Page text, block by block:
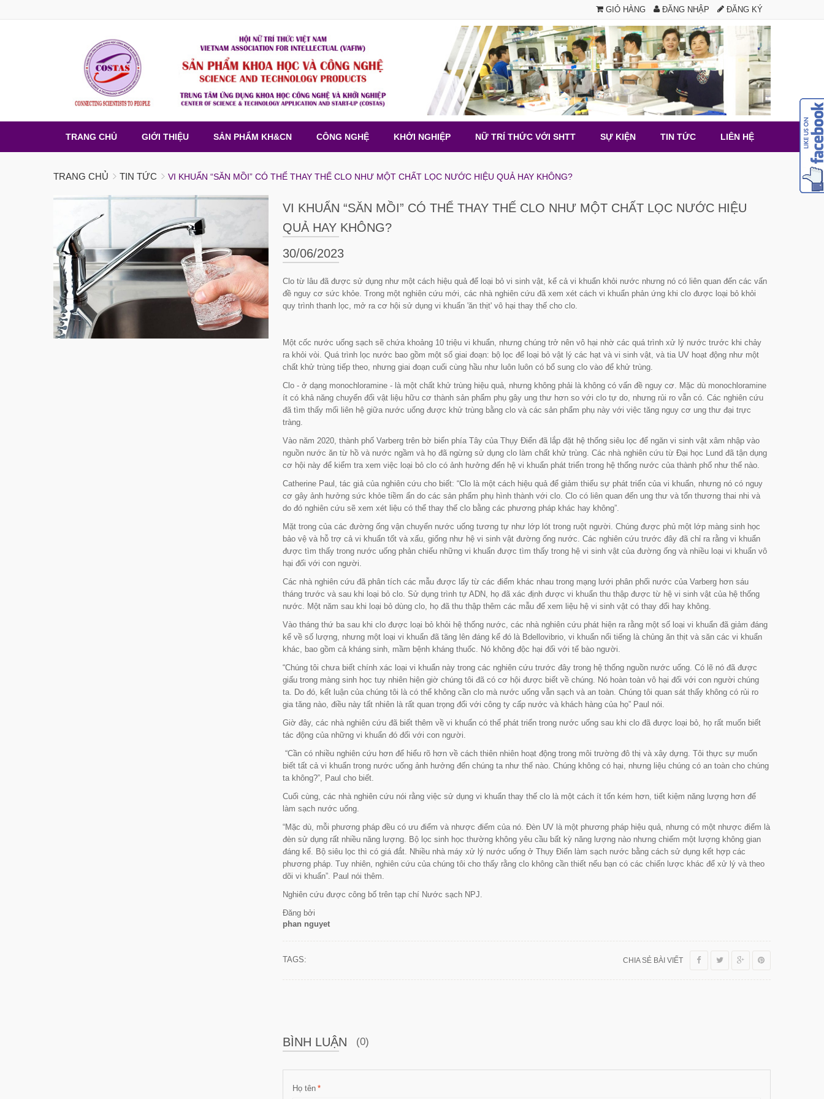
GIỎ HÀNG ĐĂNG NHẬP ĐĂNG KÝ
TRANG CHỦ GIỚI THIỆU SẢN PHẨM KH&CN CÔNG NGHỆ KHỞI NGHIỆP NỮ TRÍ THỨC VỚI SHTT SỰ KIỆN TIN TỨC LIÊN HỆ
TRANG CHỦ TIN TỨC VI KHUẨN “SĂN MỒI” CÓ THỂ THAY THẾ CLO NHƯ MỘT CHẤT LỌC NƯỚC HIỆU QUẢ HAY KHÔNG?
VI KHUẨN “SĂN MỒI” CÓ THỂ THAY THẾ CLO NHƯ MỘT CHẤT LỌC NƯỚC HIỆU
QUẢ HAY KHÔNG?
30/06/2023
Clo từ lâu đã được sử dụng như một cách hiệu quả để loại bỏ vi sinh vật, kể cả vi khuẩn khỏi nước nhưng nó có liên quan đến các vấn
đề nguy cơ sức khỏe. Trong một nghiên cứu mới, các nhà nghiên cứu đã xem xét cách vi khuẩn phản ứng khi clo được loại bỏ khỏi
quy trình thanh lọc, mở ra cơ hội sử dụng vi khuẩn'ăn thịt' vô hại thay thế cho clo.
Một cốc nước uống sạch sẽ chứa khoảng 10 triệu vi khuẩn, nhưng chúng trở nên vô hại nhờ các quá trình xử lý nước trước khi chảy
ra khỏi vòi. Quá trình lọc nước bao gồm một số giai đoạn: bộ lọc để loại bỏ vật lý các hạt và vi sinh vật, và tia UV hoạt động như một
chất khử trùng tiếp theo, nhưng giai đoạn cuối cùng hầu như luôn luôn có bổ sung clo vào để khử trùng.
Clo - ở dạng monochloramine - là một chất khử trùng hiệu quả, nhưng không phải là không có vấn đề nguy cơ. Mặc dù monochloramine
ít có khả năng chuyển đổi vật liệu hữu cơ thành sản phẩm phụ gây ung thư hơn so với clo tự do, nhưng rủi ro vẫn có. Các nghiên cứu
đã tìm thấy mối liên hệ giữa nước uống được khử trùng bằng clo và các sản phẩm phụ này với việc tăng nguy cơ ung thư đại trực
tràng.
Vào năm 2020, thành phố Varberg trên bờ biển phía Tây của Thụy Điển đã lắp đặt hệ thống siêu lọc để ngăn vi sinh vật xâm nhập vào
nguồn nước ăn từ hồ và nước ngầm và họ đã ngừng sử dụng clo làm chất khử trùng. Các nhà nghiên cứu từ Đại học Lund đã tận dụng
cơ hội này để kiểm tra xem việc loại bỏ clo có ảnh hưởng đến hệ vi khuẩn phát triển trong hệ thống nước của thành phố như thế nào.
Catherine Paul, tác giả của nghiên cứu cho biết:“Clo là một cách hiệu quả để giảm thiểu sự phát triển của vi khuẩn, nhưng nó có nguy
cơ gây ảnh hưởng sức khỏe tiềm ẩn do các sản phẩm phụ hình thành với clo. Clo có liên quan đến ung thư và tổn thương thai nhi và
do đó nghiên cứu sẽ xem xét liệu có thể thay thế clo bằng các phương pháp khác hay không”.
Mặt trong của các đường ống vận chuyển nước uống tương tự như lớp lót trong ruột người. Chúng được phủ một lớp màng sinh học
bảo vệ và hỗ trợ cả vi khuẩn tốt và xấu, giống như hệ vi sinh vật đường ống nước. Các nghiên cứu trước đây đã chỉ ra rằng vi khuẩn
được tìm thấy trong nước uống phản chiếu những vi khuẩn được tìm thấy trong hệ vi sinh vật của đường ống và nhiều loại vi khuẩn vô
hại đối với con người.
Các nhà nghiên cứu đã phân tích các mẫu được lấy từ các điểm khác nhau trong mạng lưới phân phối nước của Varberg hơn sáu
tháng trước và sau khi loại bỏ clo. Sử dụng trình tự ADN, họ đã xác định được vi khuẩn thu thập được từ hệ vi sinh vật của hệ thống
nước. Một năm sau khi loại bỏ dùng clo, họ đã thu thập thêm các mẫu để xem liệu hệ vi sinh vật có thay đổi hay không.
Vào tháng thứ ba sau khi clo được loại bỏ khỏi hệ thống nước, các nhà nghiên cứu phát hiện ra rằng một số loại vi khuẩn đã giảm đáng
kể về số lượng, nhưng một loại vi khuẩn đã tăng lên đáng kể đó là Bdellovibrio, vi khuẩn nổi tiếng là chủng ăn thịt và săn các vi khuẩn
khác, bao gồm cả kháng sinh, mầm bệnh kháng thuốc. Nó không độc hại đối với tế bào người.
“Chúng tôi chưa biết chính xác loại vi khuẩn này trong các nghiên cứu trước đây trong hệ thống nguồn nước uống. Có lẽ nó đã được
giấu trong màng sinh học tuy nhiên hiện giờ chúng tôi đã có cơ hội được biết về chúng. Nó hoàn toàn vô hại đối với con người chúng
ta. Do đó, kết luận của chúng tôi là có thể không cần clo mà nước uống vẫn sạch và an toàn. Chúng tôi quan sát thấy không có rủi ro
gia tăng nào, điều này tất nhiên là rất quan trọng đối với công ty cấp nước và khách hàng của họ” Paul nói.
Giờ đây, các nhà nghiên cứu đã biết thêm về vi khuẩn có thể phát triển trong nước uống sau khi clo đã được loại bỏ, họ rất muốn biết
tác động của những vi khuẩn đó đối với con người.
“Cần có nhiều nghiên cứu hơn để hiểu rõ hơn về cách thiên nhiên hoạt động trong môi trường đô thị và xây dựng. Tôi thực sự muốn
biết tất cả vi khuẩn trong nước uống ảnh hưởng đến chúng ta như thế nào. Chúng không có hại, nhưng liệu chúng có an toàn cho chúng
ta không?”, Paul cho biết.
Cuối cùng, các nhà nghiên cứu nói rằng việc sử dụng vi khuẩn thay thế clo là một cách ít tốn kém hơn, tiết kiệm năng lượng hơn để
làm sạch nước uống.
“Mặc dù, mỗi phương pháp đều có ưu điểm và nhược điểm của nó. Đèn UV là một phương pháp hiệu quả, nhưng có một nhược điểm là
đèn sử dụng rất nhiều năng lượng. Bộ lọc sinh học thường không yêu cầu bất kỳ năng lượng nào nhưng chiếm một lượng không gian
đáng kể. Bộ siêu lọc thì có giá đắt. Nhiều nhà máy xử lý nước uống ở Thụy Điển làm sạch nước bằng cách sử dụng kết hợp các
phương pháp. Tuy nhiên, nghiên cứu của chúng tôi cho thấy rằng clo không cần thiết nếu bạn có các chiến lược khác để xử lý và theo
dõi vi khuẩn”. Paul nói thêm.
Nghiên cứu được công bố trên tạp chí Nước sạch NPJ.
Đăng bởi
phan nguyet
TAGS: CHIA SẺ BÀI VIẾT
BÌNH LUẬN (0)
*
Họ tên